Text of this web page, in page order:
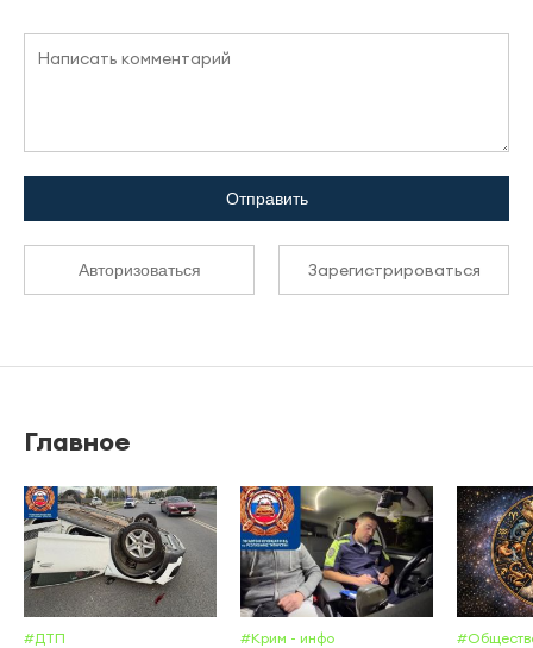
Отправить
Авторизоваться Зарегистрироваться
Главное
#ДТП #Крим - инфо